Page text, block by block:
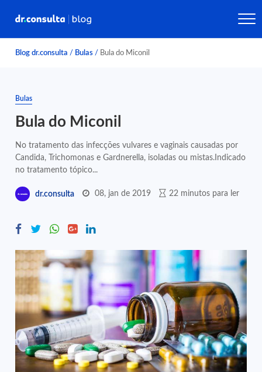
Blog dr.consulta / Bulas / Bula do Miconil
Bulas
Bula do Miconil
No tratamento das infecções vulvares e vaginais causadas por
Candida, Trichomonas e Gardnerella, isoladas ou mistas.Indicado
no tratamento tópico...
dr.consulta 08, jan de 2019 22 minutos para ler